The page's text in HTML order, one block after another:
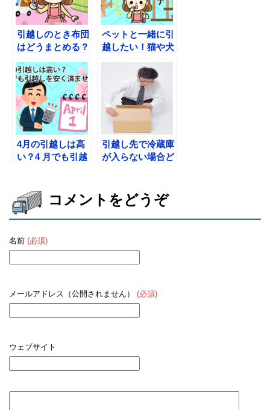
引越しのとき布団
はどうまとめる？
とめ
ペットと一緒に引
越したい！猫や犬
な引越し業者
4月の引越しは高
い？4 月でも引越
引越し先で冷蔵庫
が入らない場合ど
コメントをどうぞ
名前 (必須)
メールアドレス（公開されません） (必須)
ウェブサイト